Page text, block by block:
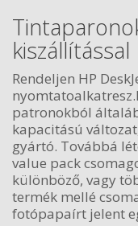
kiszállítással
Rendeljen HP
patronokból
kapacitású
gyártó. Továbbá
value pack
különböző, vagy
termék mellé
fotópapaírt jelent